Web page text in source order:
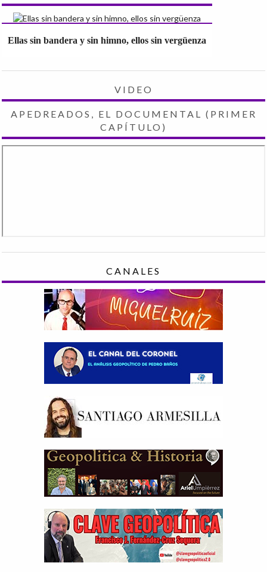
Ellas sin bandera y sin himno, ellos sin vergüenza
VIDEO
APEDREADOS, EL DOCUMENTAL (PRIMER
CAPÍTULO)
CANALES